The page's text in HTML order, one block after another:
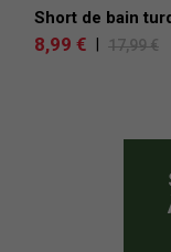
Short de bain
8,99 € 17,99 €